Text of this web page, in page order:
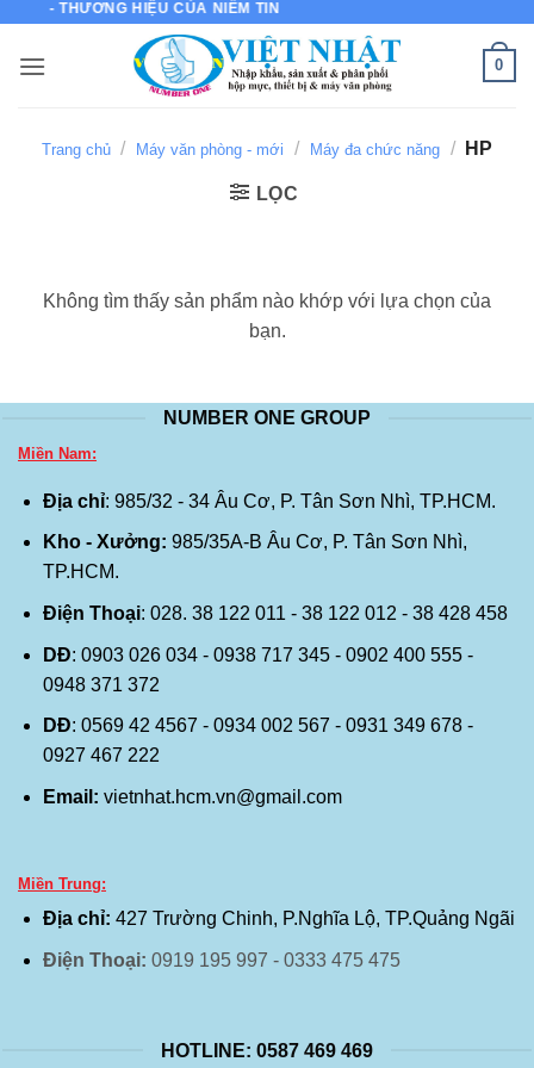
nội
- THƯƠNG HIỆU CỦA NIỀM TIN
0
Trang chủ / Máy văn phòng - mới / Máy đa chức năng / HP
LỌC
Không tìm thấy sản phẩm nào khớp với lựa chọn của
bạn.
NUMBER ONE GROUP
Miền Nam:
Địa chỉ: 985/32 - 34 Âu Cơ, P. Tân Sơn Nhì, TP.HCM.
Kho - Xưởng: 985/35A-B Âu Cơ, P. Tân Sơn Nhì,
TP.HCM.
Điện Thoại: 028. 38 122 011 - 38 122 012 - 38 428 458
DĐ: 0903 026 034 - 0938 717 345 - 0902 400 555 -
0948 371 372
DĐ: 0569 42 4567 - 0934 002 567 - 0931 349 678 -
0927 467 222
Email: vietnhat.hcm.vn@gmail.com
Miền Trung:
Địa chỉ: 427 Trường Chinh, P.Nghĩa Lộ, TP.Quảng Ngãi
Điện Thoại: 0919 195 997 - 0333 475 475
HOTLINE: 0587 469 469